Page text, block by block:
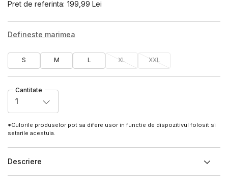
Pret de referinta: 199,99 Lei
Defineste marimea
S M L XL XXL
Cantitate
1
*Culorile produselor pot sa difere usor in functie de dispozitivul folosit si
setarile acestuia.
Descriere